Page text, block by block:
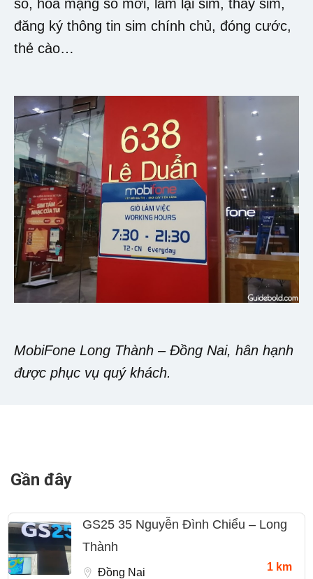
số, hòa mạng số mới, làm lại sim, thay sim,
đăng ký thông tin sim chính chủ, đóng cước,
thẻ cào…
MobiFone Long Thành – Đồng Nai, hân hạnh
được phục vụ quý khách.
Gần đây
GS25 35 Nguyễn Đình Chiểu – Long
Thành
Đồng Nai 1 km